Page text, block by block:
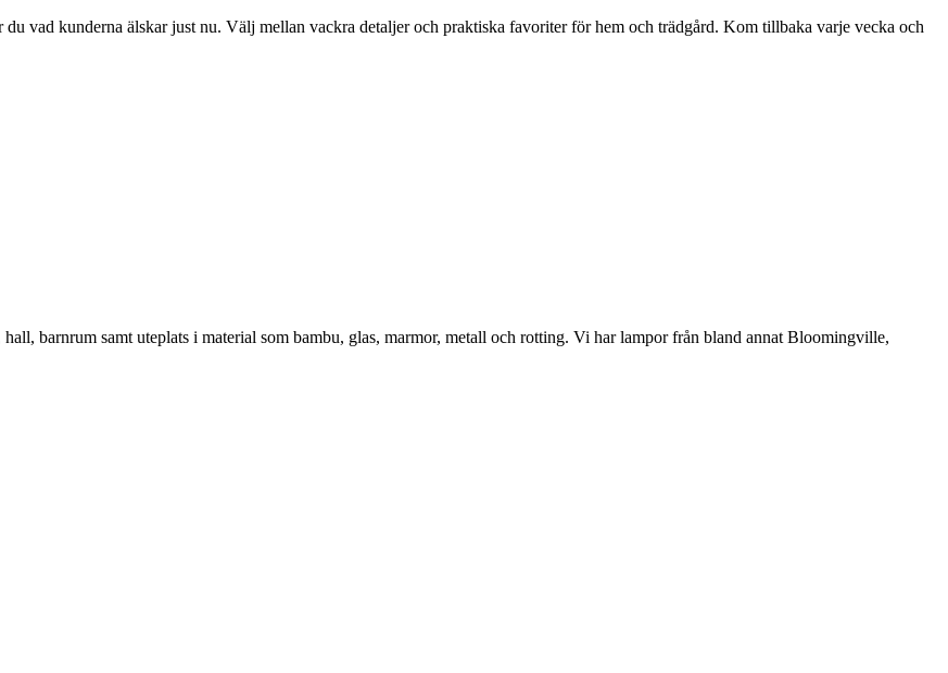
du vad kunderna älskar just nu. Välj mellan vackra detaljer och praktiska favoriter för hem och trädgård. Kom tillbaka varje vecka och
barnrum samt uteplats i material som bambu, glas, marmor, metall och rotting. Vi har lampor från bland annat Bloomingville,